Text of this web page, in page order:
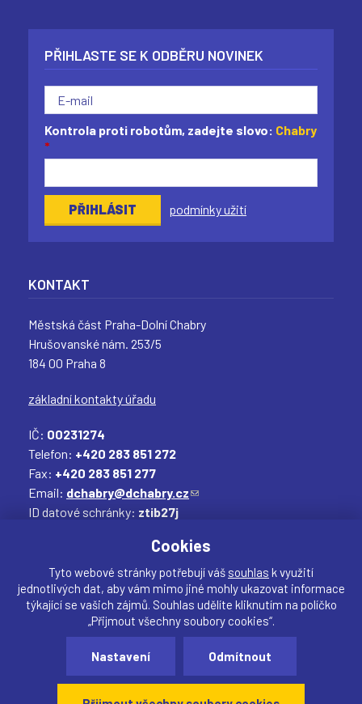
PŘIHLASTE SE K ODBĚRU NOVINEK
Kontrola proti robotům, zadejte slovo: Chabry
*
podmínky užití
KONTAKT
Městská část Praha-Dolní Chabry
Hrušovanské nám. 253/5
184 00 Praha 8
základní kontakty úřadu
IČ: 00231274
Telefon: +420 283 851 272
Fax: +420 283 851 277
Email: dchabry@dchabry.cz(
k
a
z
o
d
l
ID datové schránky: ztib27j
d
k
a
e
Sdílet
Vytvořil:
drualas.cz
Webdesigner:našli jste chybu? Máte náměty, či
připomínky?
Cookies
Tyto webové stránky potřebují váš souhlas k využití
jednotlivých dat, aby vám mimo jiné mohly ukazovat informace
týkající se vašich zájmů. Souhlas udělíte kliknutím na políčko
„Přijmout všechny soubory cookies“.
Nastavení Odmítnout